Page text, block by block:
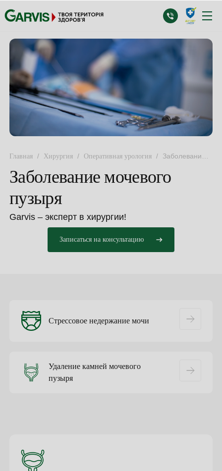
Главная / Хирургия / Оперативная урология /
Заболевание
Заболевание мочевого
пузыря
Garvis – эксперт в хирургии!
Записаться на консультацию
Стрессовое недержание мочи
Удаление камней мочевого
пузыря